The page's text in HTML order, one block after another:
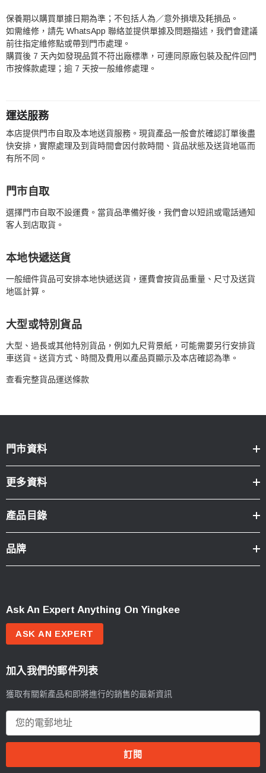
保養期以購買單據日期為準；不包括人為／意外損壞及耗損品。
如需維修，請先 WhatsApp 聯絡並提供單據及問題描述，我們會建議
前往指定維修點或帶到門市處理。
購買後 7 天內如發現品質不符出廠標準，可連同原廠包裝及配件回門
市按條款處理；逾 7 天按一般維修處理。
運送服務
本店提供門市自取及本地送貨服務。現貨產品一般會於確認訂單後盡
快安排，實際處理及到貨時間會因付款時間、貨品狀態及送貨地區而
有所不同。
門市自取
選擇門市自取不設運費。當貨品準備好後，我們會以短訊或電話通知
客人到店取貨。
本地快遞送貨
一般細件貨品可安排本地快遞送貨，運費會按貨品重量、尺寸及送貨
地區計算。
大型或特別貨品
大型、過長或其他特別貨品，例如九尺背景紙，可能需要另行安排貨
車送貨。送貨方式、時間及費用以產品頁顯示及本店確認為準。
查看完整貨品運送條款
門市資料
更多資料
產品目錄
品牌
Ask An Expert Anything On Yingkee
ASK AN EXPERT
加入我們的郵件列表
獲取有關新產品和即將進行的銷售的最新資訊
郵